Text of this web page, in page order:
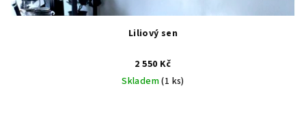
Liliový sen
2 550 Kč
Skladem(1 ks)